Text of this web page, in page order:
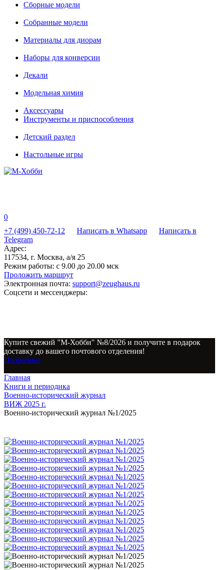
Сборные модели
Собранные модели
Материалы для диорам
Наборы для конверсии
Декали
Модельная химия
Аксессуары
Инструменты и приспособления
Детский раздел
Настольные игры
0
+7 (499) 450-72-12
Написать в Whatsapp
Написать в
Telegram
Адрес:
117534, г. Москва, а/я 25
Режим работы: с 9.00 до 20.00 мск
Проложить маршрут
Электронная почта: support@zeughaus.ru
Соцсети и мессенджеры:
Купите свежий "М-Хобби" №8/2026 и получите в подарок
доставку до вашего почтового отделения!
Подробнее
Главная
Книги и периодика
Военно-исторический журнал
ВИЖ 2025 г.
Военно-исторический журнал №1/2025